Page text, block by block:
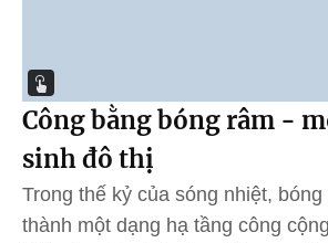
Công bằng bóng râm -
sinh đô thị
Trong thế kỷ của sóng nhiệt,
thành một dạng hạ tầng công